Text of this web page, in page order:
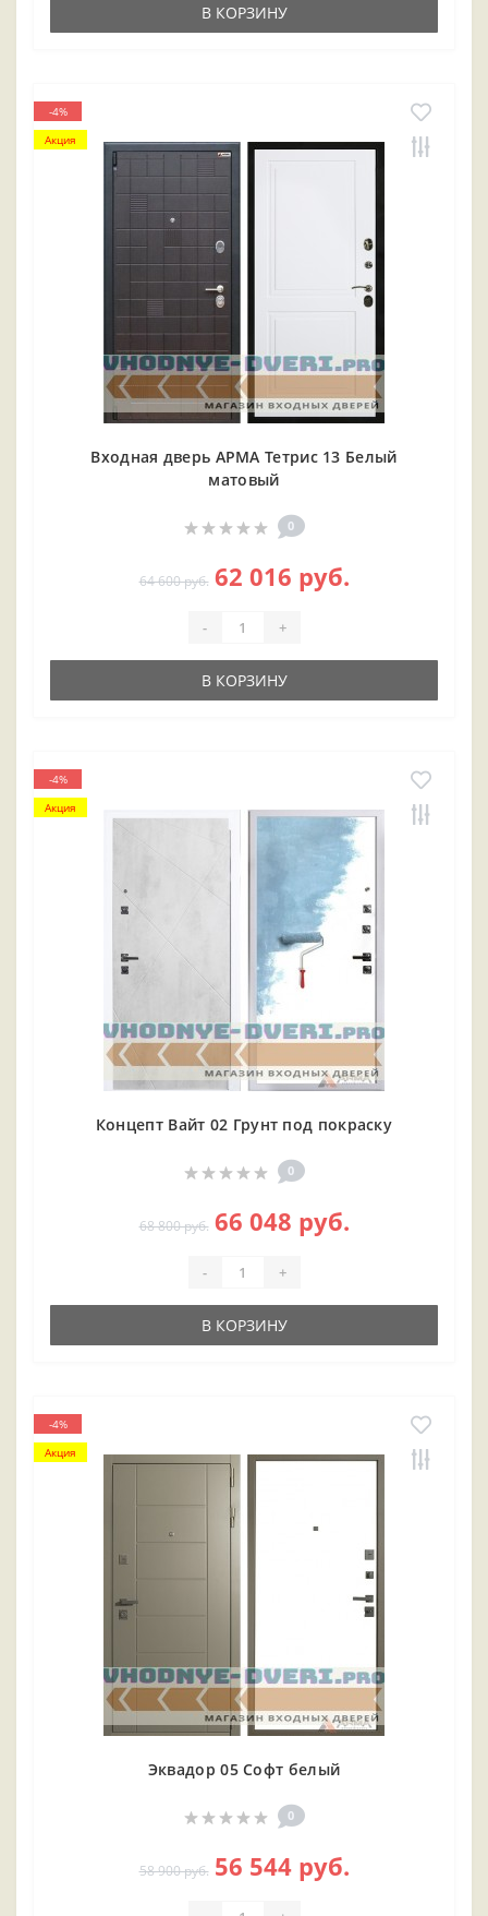
В КОРЗИНУ
-4%
Акция
Входная дверь АРМА Тетрис 13 Белый
матовый
0
64 600 руб. 62 016 руб.
- +
В КОРЗИНУ
-4%
Акция
Концепт Вайт 02 Грунт под покраску
0
68 800 руб. 66 048 руб.
- +
В КОРЗИНУ
-4%
Акция
Эквадор 05 Софт белый
0
58 900 руб. 56 544 руб.